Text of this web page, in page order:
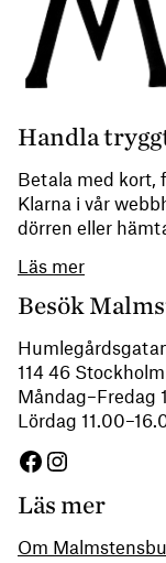
Handla
Betala med kort,
Klarna i vår
dörren eller
Läs mer
Besök
114 46 Stockholm
Måndag–Fredag
Lördag
Facebook
Instagram
Läs mer
Om